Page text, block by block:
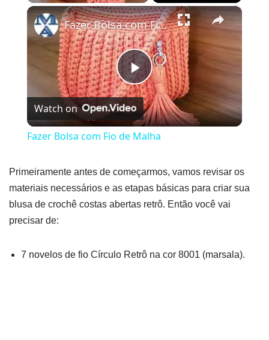
×
Play
Video
Fazer Bolsa com Fio de Malha
Watch on
Fazer Bolsa com Fio de Malha
Primeiramente antes de começarmos, vamos revisar os
materiais necessários e as etapas básicas para criar sua
blusa de crochê costas abertas retrô. Então você vai
precisar de:
7 novelos de fio Círculo Retrô na cor 8001 (marsala).